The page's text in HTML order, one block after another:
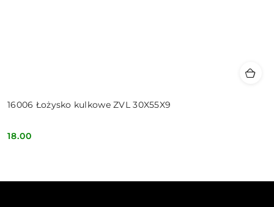
16006 Łożysko kulkowe ZVL 30X55X9
Cena:
18.00